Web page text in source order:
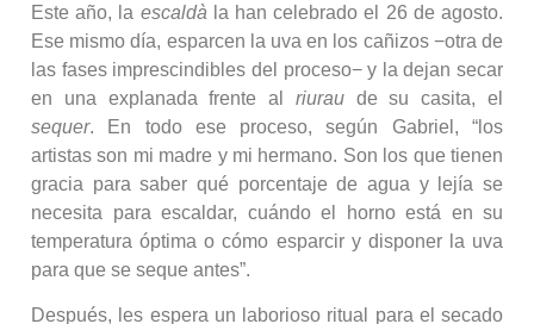
Este año, la escaldà la han celebrado el 26 de agosto.
Ese mismo día, esparcen la uva en los cañizos −otra de
las fases imprescindibles del proceso− y la dejan secar
en una explanada frente al riuraude su casita, el
sequer. En todo ese proceso, según Gabriel, “los
artistas son mi madre y mi hermano. Son los que tienen
gracia para saber qué porcentaje de agua y lejía se
necesita para escaldar, cuándo el horno está en su
temperatura óptima o cómo esparcir y disponer la uva
para que se seque antes”.
Después, les espera un laborioso ritual para el secado